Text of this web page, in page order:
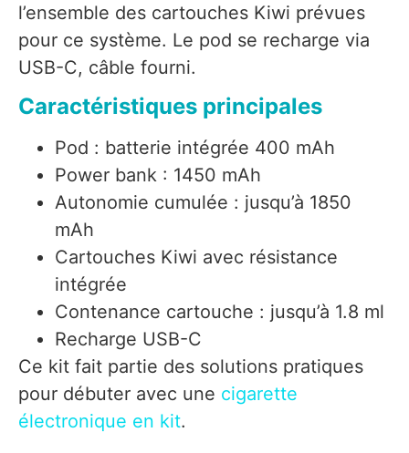
l’ensemble des cartouches Kiwi prévues
pour ce système. Le pod se recharge via
USB-C, câble fourni.
Caractéristiques principales
Pod : batterie intégrée 400 mAh
Power bank : 1450 mAh
Autonomie cumulée : jusqu’à 1850
mAh
Cartouches Kiwi avec résistance
intégrée
Contenance cartouche : jusqu’à 1.8 ml
Recharge USB-C
Ce kit fait partie des solutions pratiques
pour débuter avec une cigarette
électronique en kit.